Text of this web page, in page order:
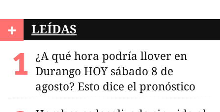
+ LEÍDAS
¿A qué hora podría llover en
Durango HOY sábado 8 de
agosto? Esto dice el pronóstico